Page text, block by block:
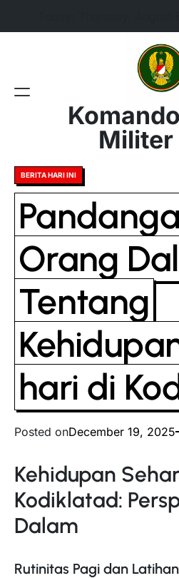
Militer
Posted
in
BERITA HARI INI
Orang
Tentang
hari di
Posted onDecember 19, 2025
Kehidupan
Kodiklatad:
Dalam
Rutinitas Pagi dan